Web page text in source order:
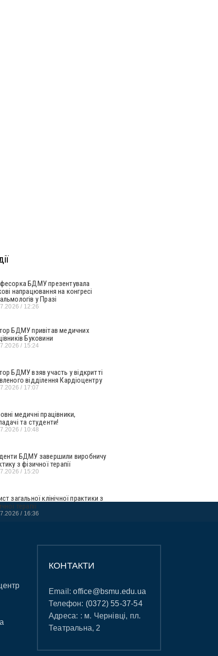
БДМУ презентувала
напрацювання на конгресі
у Празі
12:26
БДМУ привітав медичних
Буковини
15:24
БДМУ взяв участь у відкритті
відділення Кардіоцентру
17:07
медичні працівники,
та студенти!
10:48
БДМУ завершили виробничу
з фізичної терапії
15:20
загальної клінічної практики з
терапії
16:36
КОНТАКТИ
Email:office@bsmu.edu.ua
Телефон: (0372) 55-37-54
Адреса: : м. Чернівці, пл.
Театральна, 2